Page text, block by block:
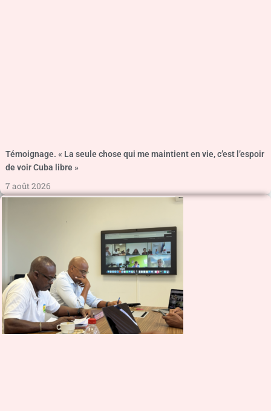
Témoignage. « La seule chose qui me maintient en vie, c’est l’espoir
de voir Cuba libre »
7 août 2026